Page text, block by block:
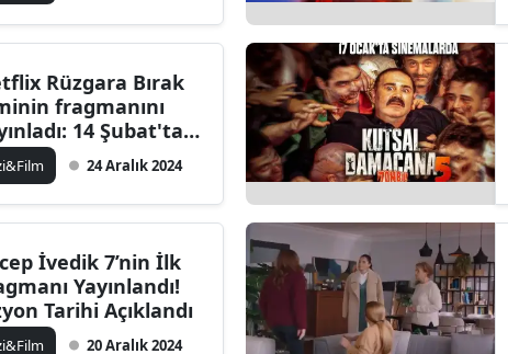
Rüzgara Bırak
fragmanını
14 Şubat'ta
giriyor24 Aralık 2024
İvedik 7’nin İlk
Yayınlandı!
Tarihi Açıklandı
20 Aralık 2024